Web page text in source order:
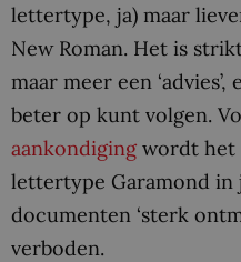
lettertype, ja) maar
New Roman. Het is
maar meer een
beter op kunt volgen.
aankondiging wordt het
lettertype Garamond in
documenten ‘sterk
verboden.